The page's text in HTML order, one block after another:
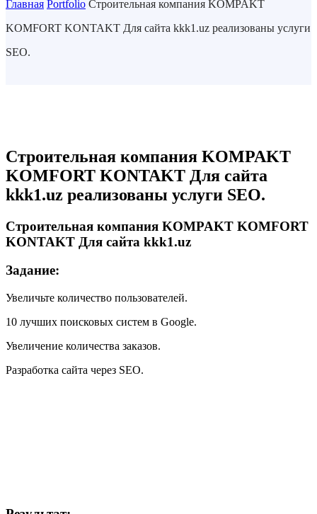
Главная Portfolio Строительная компания KOMPAKT
KOMFORT KONTAKT Для сайта kkk1.uz реализованы услуги
SEO.
Строительная компания KOMPAKT
KOMFORT KONTAKT Для сайта
kkk1.uz реализованы услуги SEO.
Строительная компания KOMPAKT KOMFORT
KONTAKT Для сайта kkk1.uz
Задание:
Увеличьте количество пользователей.
10 лучших поисковых систем в Google.
Увеличение количества заказов.
Разработка сайта через SEO.